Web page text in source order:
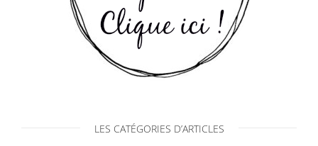
LES CATÉGORIES D’ARTICLES